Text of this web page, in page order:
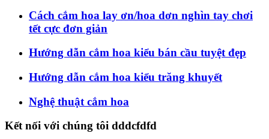
Cách cắm hoa lay ơn/hoa dơn nghìn tay chơi
tết cực đơn giản
Hướng dẫn cắm hoa kiểu bán cầu tuyệt đẹp
Hướng dẫn cắm hoa kiểu trăng khuyết
Nghệ thuật cắm hoa
Kết nối với chúng tôi dddcfdfd